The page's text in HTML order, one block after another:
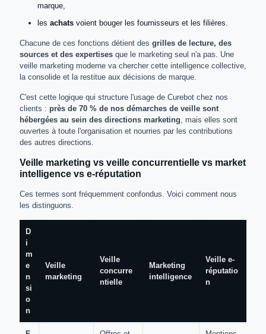
marque,
les achats voient bouger les fournisseurs et les filières.
Chacune de ces fonctions détient des grilles de lecture, des
sources et des expertises que le marketing seul n'a pas. Une
veille marketing moderne va chercher cette intelligence collective,
la consolide et la restitue aux décisions de marque.
C'est cette logique qui structure l'usage de Curebot chez nos
clients : près de 70 % de nos démarches de veille sont
hébergées au sein des directions marketing , mais elles sont
ouvertes à toute l'organisation et nourries par les contributions
des autres directions.
Veille marketing vs veille concurrentielle vs market
intelligence vs e-réputation
Ces termes sont fréquemment confondus. Voici comment nous
les distinguons.
D
i
m
e
n
si
o
n
Veille
marketing
Veille
concurre
ntielle
Marketing
intelligence
Veille e-
réputatio
n